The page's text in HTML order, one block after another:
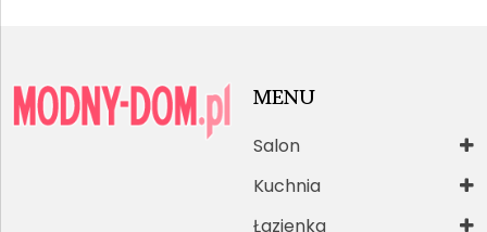
MENU
Salon
Kuchnia
Łazienka